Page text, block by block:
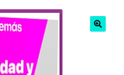
hijo